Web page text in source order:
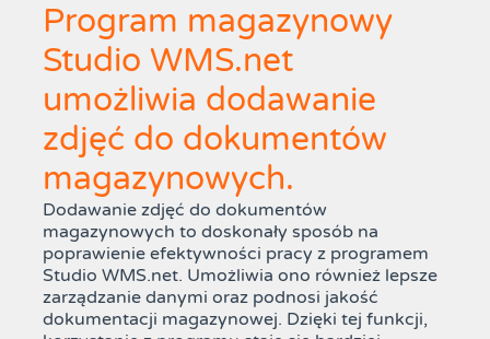
Program magazynowy
Studio WMS.net
umożliwia dodawanie
zdjęć do dokumentów
magazynowych.
Dodawanie zdjęć do dokumentów
magazynowych to doskonały sposób na
poprawienie efektywności pracy z programem
Studio WMS.net. Umożliwia ono również lepsze
zarządzanie danymi oraz podnosi jakość
dokumentacji magazynowej. Dzięki tej funkcji,